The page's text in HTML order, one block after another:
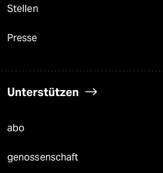
Stellen
Presse
Unterstützen
abo
genossenschaft